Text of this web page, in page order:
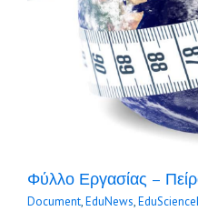
Φύλλο Εργασίας –
Document,EduNews,